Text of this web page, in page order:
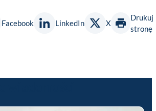
Facebook LinkedIn X
Drukuj
stronę